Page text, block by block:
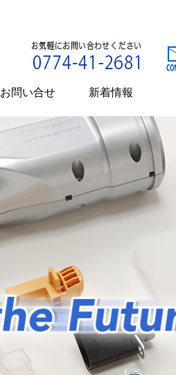
お問い合せ 新着情報